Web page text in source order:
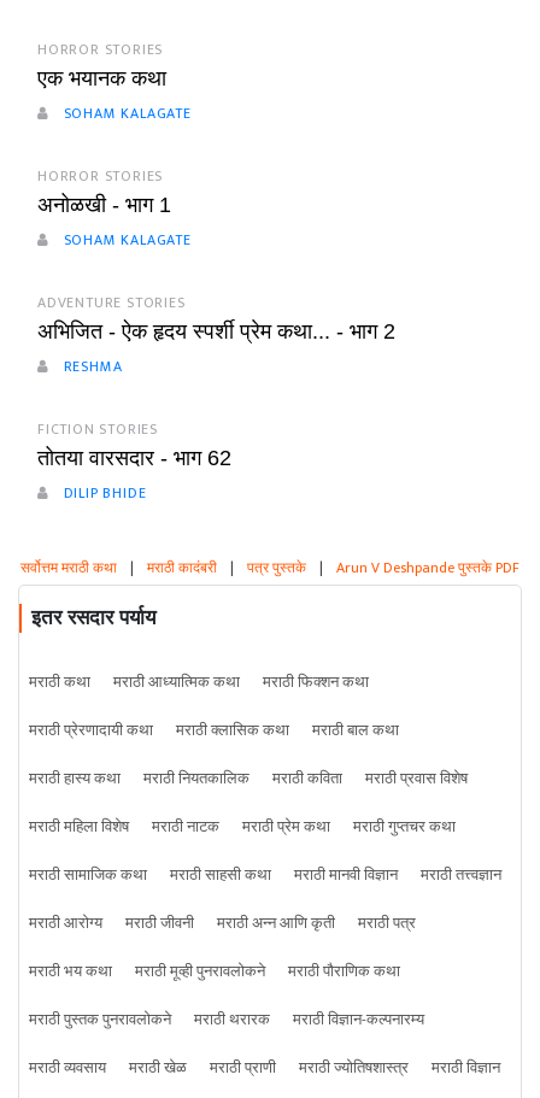
HORROR STORIES
एक भयानक कथा
SOHAM KALAGATE
HORROR STORIES
अनोळखी - भाग 1
SOHAM KALAGATE
ADVENTURE STORIES
अभिजित - ऐक हृदय स्पर्शी प्रेम कथा... - भाग 2
RESHMA
FICTION STORIES
तोतया वारसदार - भाग 62
DILIP BHIDE
सर्वोत्तम मराठी कथा | मराठी कादंबरी | पत्र पुस्तके | Arun V Deshpande पुस्तके PDF
इतर रसदार पर्याय
मराठी कथा मराठी आध्यात्मिक कथा
मराठी फिक्शन कथा
मराठी प्रेरणादायी कथा
मराठी क्लासिक कथा
मराठी बाल कथा
मराठी हास्य कथा
मराठी नियतकालिक मराठी कविता
मराठी प्रवास विशेष
मराठी महिला विशेष
मराठी नाटक मराठी प्रेम कथा
मराठी गुप्तचर कथा
मराठी सामाजिक कथा
मराठी साहसी कथा मराठी मानवी विज्ञान
मराठी तत्त्वज्ञान
मराठी आरोग्य
मराठी जीवनी मराठी अन्न आणि कृती
मराठी पत्र
मराठी भय कथा
मराठी मूव्ही पुनरावलोकने
मराठी पौराणिक कथा
मराठी पुस्तक पुनरावलोकने
मराठी थरारक
मराठी विज्ञान-कल्पनारम्य
मराठी व्यवसाय
मराठी खेळ मराठी प्राणी मराठी ज्योतिषशास्त्र
मराठी विज्ञान